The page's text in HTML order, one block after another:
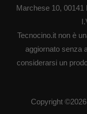
Marchese 10,
Tecnocino.it non è
aggiornato senza
considerarsi un
Copyright